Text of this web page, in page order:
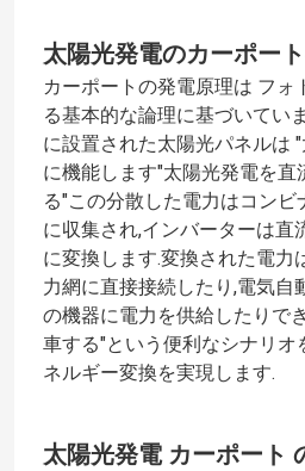
太陽光発電のカーポー
カーポートの発電原理は フォ
る基本的な論理に基づいてい
に設置された太陽光パネルは
に機能します"太陽光発電を直
る"この分散した電力はコン
に収集され,インバーターは直
に変換します.変換された電力
力網に直接接続したり,電気自
の機器に電力を供給したりで
車する"という便利なシナリオ
ネルギー変換を実現します.
太陽光発電 カーポート